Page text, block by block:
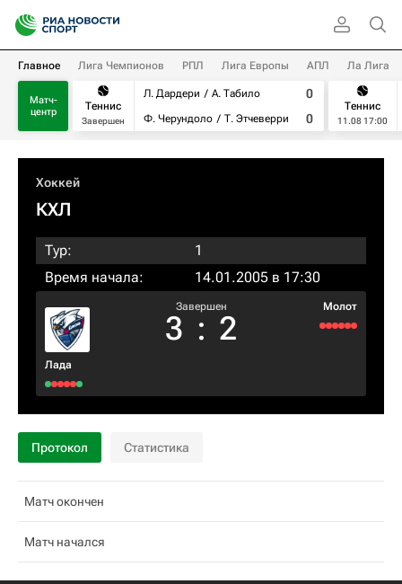
Главное Лига Чемпионов РПЛ Лига Европы АПЛ Ла Лига
Матч-
центр
Теннис
Завершен
Л. Дардери
А. Табило
Ф. Черундоло
Т. Этчеверри
0
0
Теннис
11.08 17:00
Хоккей
КХЛ
Тур:
1
Время начала:
14.01.2005 в 17:30
Лада
Завершен
3 : 2
Молот
Протокол Статистика
Матч окончен
Матч начался